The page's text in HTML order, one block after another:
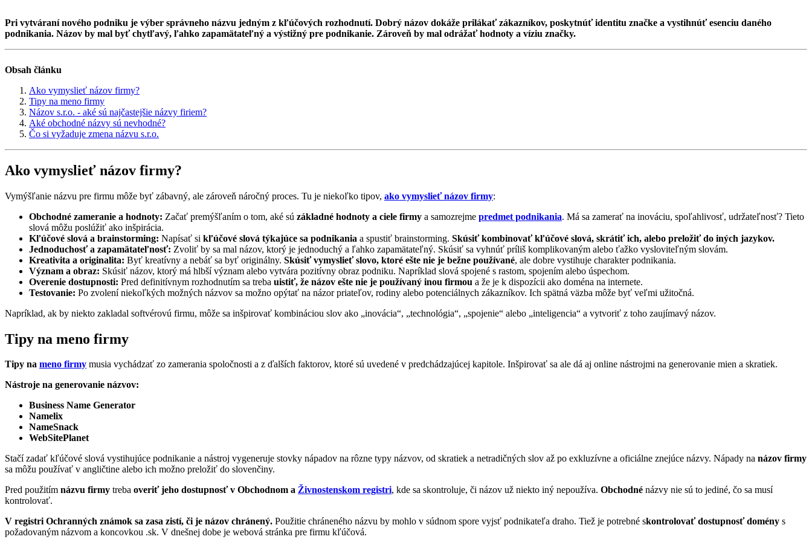
Pri vytváraní nového podniku je výber správneho názvu jedným z kľúčových rozhodnutí. Dobrý názov dokáže prilákať zákazníkov, poskytnúť identitu značke a vystihnúť esenciu daného
podnikania. Názov by mal byť chytľavý, ľahko zapamätateľný a výstižný pre podnikanie. Zároveň by mal odrážať hodnoty a víziu značky.
Obsah článku
Ako vymyslieť názov firmy?
Tipy na meno firmy
Názov s.r.o. - aké sú najčastejšie názvy firiem?
Aké obchodné názvy sú nevhodné?
Čo si vyžaduje zmena názvu s.r.o.
Ako vymyslieť názov firmy?
Vymýšľanie názvu pre firmu môže byť zábavný, ale zároveň náročný proces. Tu je niekoľko tipov, ako vymyslieť názov firmy:
Obchodné zameranie a hodnoty: Začať premýšľaním o tom, aké sú základné hodnoty a ciele firmy a samozrejme predmet podnikania. Má sa zamerať na inováciu, spoľahlivosť, udržateľnosť? Tieto
slová môžu poslúžiť ako inšpirácia.
Kľúčové slová a brainstorming: Napísať si kľúčové slová týkajúce sa podnikania a spustiť brainstorming. Skúsiť kombinovať kľúčové slová, skrátiť ich, alebo preložiť do iných jazykov.
Jednoduchosť a zapamätateľnosť: Zvoliť by sa mal názov, ktorý je jednoduchý a ľahko zapamätateľný. Skúsiť sa vyhnúť príliš komplikovaným alebo ťažko vysloviteľným slovám.
Kreativita a originalita: Byť kreatívny a nebáť sa byť originálny. Skúsiť vymyslieť slovo, ktoré ešte nie je bežne používané, ale dobre vystihuje charakter podnikania.
Význam a obraz: Skúsiť názov, ktorý má hlbší význam alebo vytvára pozitívny obraz podniku. Napríklad slová spojené s rastom, spojením alebo úspechom.
Overenie dostupnosti: Pred definitívnym rozhodnutím sa treba uistiť, že názov ešte nie je používaný inou firmou a že je k dispozícii ako doména na internete.
Testovanie: Po zvolení niekoľkých možných názvov sa možno opýtať na názor priateľov, rodiny alebo potenciálnych zákazníkov. Ich spätná väzba môže byť veľmi užitočná.
Napríklad, ak by niekto zakladal softvérovú firmu, môže sa inšpirovať kombináciou slov ako „inovácia“, „technológia“, „spojenie“ alebo „inteligencia“ a vytvoriť z toho zaujímavý názov.
Tipy na meno firmy
Tipy na meno firmy musia vychádzať zo zamerania spoločnosti a z ďalších faktorov, ktoré sú uvedené v predchádzajúcej kapitole. Inšpirovať sa ale dá aj online nástrojmi na generovanie mien a skratiek.
Nástroje na generovanie názvov:
Business Name Generator
Namelix
NameSnack
WebSitePlanet
Stačí zadať kľúčové slová vystihujúce podnikanie a nástroj vygeneruje stovky nápadov na rôzne typy názvov, od skratiek a netradičných slov až po exkluzívne a oficiálne znejúce názvy. Nápady na názov firmy
sa môžu používať v angličtine alebo ich možno preložiť do slovenčiny.
Pred použitím názvu firmy treba overiť jeho dostupnosť v Obchodnom a Živnostenskom registri, kde sa skontroluje, či názov už niekto iný nepoužíva. Obchodné názvy nie sú to jediné, čo sa musí
kontrolovať.
V registri Ochranných známok sa zasa zistí, či je názov chránený. Použitie chráneného názvu by mohlo v súdnom spore vyjsť podnikateľa draho. Tiež je potrebné skontrolovať dostupnosť domény s
požadovaným názvom a koncovkou .sk. V dnešnej dobe je webová stránka pre firmu kľúčová.